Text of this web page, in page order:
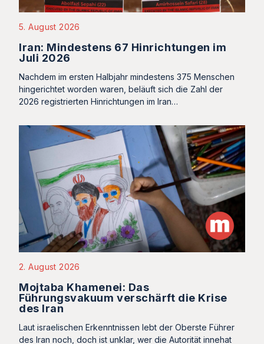
5. August 2026
Iran: Mindestens 67 Hinrichtungen im
Juli 2026
Nachdem im ersten Halbjahr mindestens 375 Menschen
hingerichtet worden waren, beläuft sich die Zahl der
2026 registrierten Hinrichtungen im Iran…
2. August 2026
Mojtaba Khamenei: Das
Führungsvakuum verschärft die Krise
des Iran
Laut israelischen Erkenntnissen lebt der Oberste Führer
des Iran noch, doch ist unklar, wer die Autorität innehat